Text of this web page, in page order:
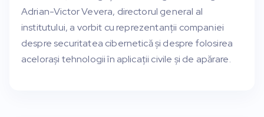
Adrian-Victor Vevera, directorul general al
institutului, a vorbit cu reprezentanții companiei
despre securitatea cibernetică și despre folosirea
acelorași tehnologii în aplicații civile și de apărare.